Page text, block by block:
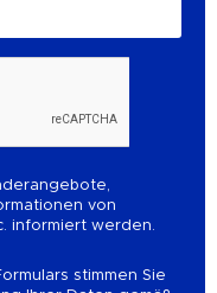
von
informiert werden.
stimmen Sie